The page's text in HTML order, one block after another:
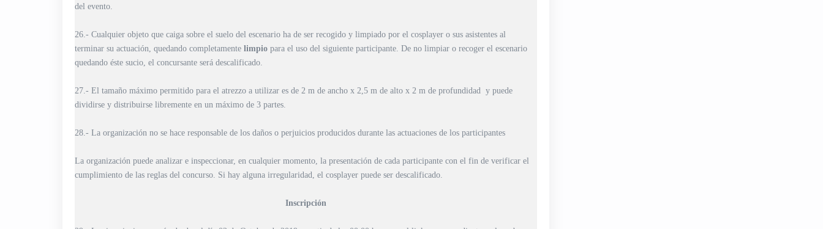
del evento.
26.- Cualquier objeto que caiga sobre el suelo del escenario ha de ser recogido y limpiado por el cosplayer o sus asistentes al
terminar su actuación, quedando completamente limpio para el uso del siguiente participante. De no limpiar o recoger el escenario
quedando éste sucio, el concursante será descalificado.
27.- El tamaño máximo permitido para el atrezzo a utilizar es de 2 m de ancho x 2,5 m de alto x 2 m de profundidad y puede
dividirse y distribuirse libremente en un máximo de 3 partes.
28.- La organización no se hace responsable de los daños o perjuicios producidos durante las actuaciones de los participantes
La organización puede analizar e inspeccionar, en cualquier momento, la presentación de cada participante con el fin de verificar el
cumplimiento de las reglas del concurso. Si hay alguna irregularidad, el cosplayer puede ser descalificado.
Inscripción